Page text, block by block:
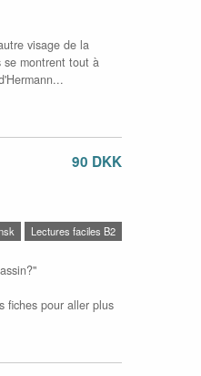
visage de la
se montrent tout à
90 DKK
Lectures faciles B2
fiches pour aller plus